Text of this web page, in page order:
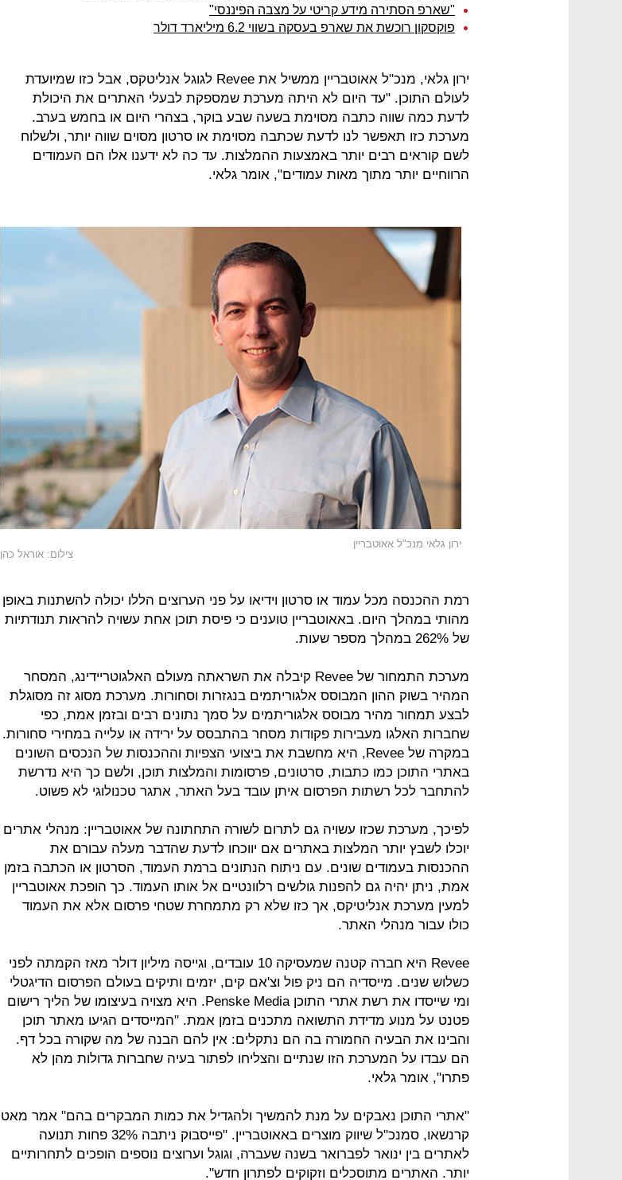
"שארפ הסתירה מידע קריטי על מצבה הפיננסי"
פוקסקון רוכשת את שארפ בעסקה בשווי 6.2 מיליארד דולר
ירון גלאי, מנכ"ל אאוטבריין ממשיל את Revee לגוגל אנליטקס, אבל כזו שמיועדת
לעולם התוכן. "עד היום לא היתה מערכת שמספקת לבעלי האתרים את היכולת
לדעת כמה שווה כתבה מסוימת בשעה שבע בוקר, בצהרי היום או בחמש בערב.
מערכת כזו תאפשר לנו לדעת שכתבה מסוימת או סרטון מסוים שווה יותר, ולשלוח
לשם קוראים רבים יותר באמצעות ההמלצות. עד כה לא ידענו אלו הם העמודים
הרווחיים יותר מתוך מאות עמודים", אומר גלאי.
ירון גלאי מנכ"ל אאוטבריין
צילום: אוראל כהן
רמת ההכנסה מכל עמוד או סרטון וידיאו על פני הערוצים הללו יכולה להשתנות באופן
מהותי במהלך היום. באאוטבריין טוענים כי פיסת תוכן אחת עשויה להראות תנודתיות
של 262% במהלך מספר שעות.
מערכת התמחור של Revee קיבלה את השראתה מעולם האלגוטריידינג, המסחר
המהיר בשוק ההון המבוסס אלגוריתמים בנגזרות וסחורות. מערכת מסוג זה מסוגלת
לבצע תמחור מהיר מבוסס אלגוריתמים על סמך נתונים רבים ובזמן אמת, כפי
שחברות האלגו מעבירות פקודות מסחר בהתבסס על ירידה או עלייה במחירי סחורות.
במקרה של Revee, היא מחשבת את ביצועי הצפיות וההכנסות של הנכסים השונים
באתרי התוכן כמו כתבות, סרטונים, פרסומות והמלצות תוכן, ולשם כך היא נדרשת
להתחבר לכל רשתות הפרסום איתן עובד בעל האתר, אתגר טכנולוגי לא פשוט.
לפיכך, מערכת שכזו עשויה גם לתרום לשורה התחתונה של אאוטבריין: מנהלי אתרים
יוכלו לשבץ יותר המלצות באתרים אם יווכחו לדעת שהדבר מעלה עבורם את
ההכנסות בעמודים שונים. עם ניתוח הנתונים ברמת העמוד, הסרטון או הכתבה בזמן
אמת, ניתן יהיה גם להפנות גולשים רלוונטיים אל אותו העמוד. כך הופכת אאוטבריין
למעין מערכת אנליטיקס, אך כזו שלא רק מתמחרת שטחי פרסום אלא את העמוד
כולו עבור מנהלי האתר.
Revee היא חברה קטנה שמעסיקה 10 עובדים, וגייסה מיליון דולר מאז הקמתה לפני
כשלוש שנים. מייסדיה הם ניק פול וצ'אם קים, יזמים ותיקים בעולם הפרסום הדיגטלי
ומי שייסדו את רשת אתרי התוכן Penske Media. היא מצויה בעיצומו של הליך רישום
פטנט על מנוע מדידת התשואה מתכנים בזמן אמת. "המייסדים הגיעו מאתר תוכן
והבינו את הבעיה החמורה בה הם נתקלים: אין להם הבנה של מה שקורה בכל דף.
הם עבדו על המערכת הזו שנתיים והצליחו לפתור בעיה שחברות גדולות מהן לא
פתרו", אומר גלאי.
"אתרי התוכן נאבקים על מנת להמשיך ולהגדיל את כמות המבקרים בהם" אמר מאט
קרנשאו, סמנכ"ל שיווק מוצרים באאוטבריין. "פייסבוק ניתבה 32% פחות תנועה
לאתרים בין ינואר לפברואר בשנה שעברה, וגוגל וערוצים נוספים הופכים לתחרותיים
יותר. האתרים מתוסכלים וזקוקים לפתרון חדש".